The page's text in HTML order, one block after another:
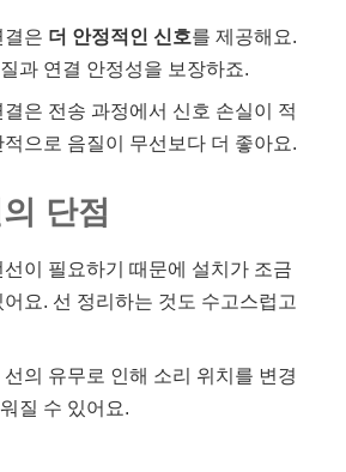
결은 더 안정적인 신호를 제공해요.
과 연결 안정성을 보장하죠.
결은 전송 과정에서 신호 손실이 적
으로 음질이 무선보다 더 좋아요.
단점
선이 필요하기 때문에 설치가 조금
요. 선 정리하는 것도 수고스럽고
선의 유무로 인해 소리 위치를 변경
질 수 있어요.